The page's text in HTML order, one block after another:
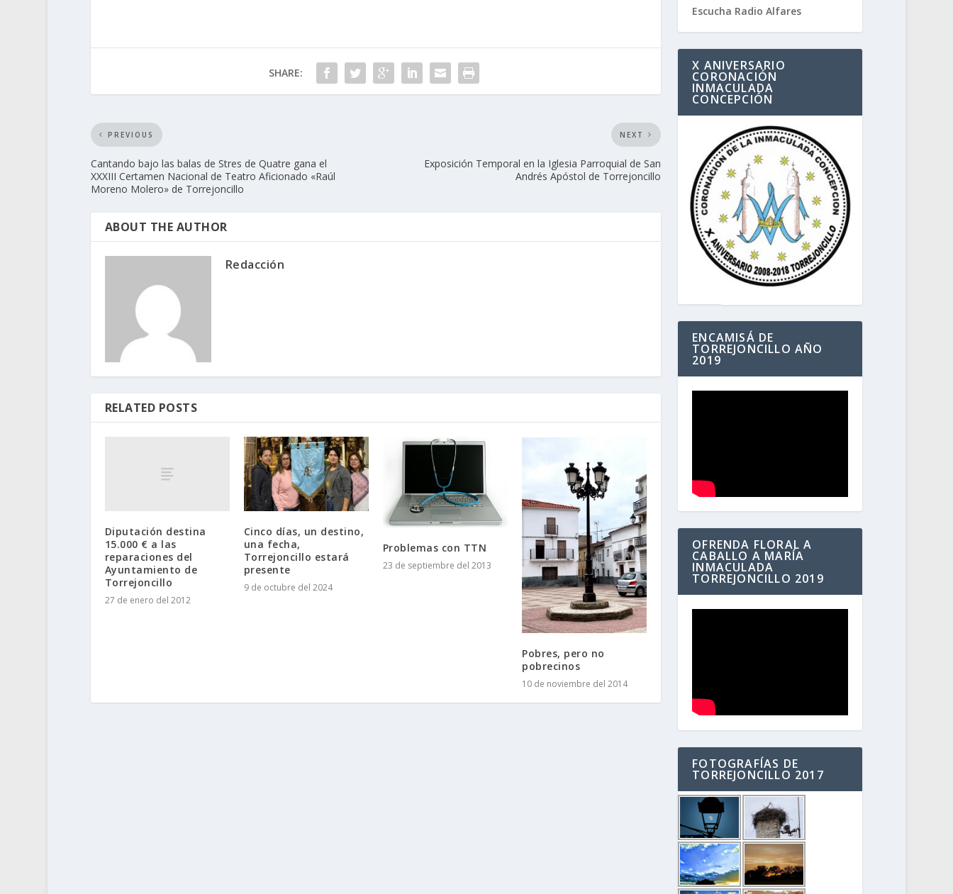
SHARE:
PREVIOUS
Cantando bajo las balas de Stres de Quatre gana el
XXXIII Certamen Nacional de Teatro Aficionado «Raúl
Moreno Molero» de Torrejoncillo
NEXT
Exposición Temporal en la Iglesia Parroquial de San
Andrés Apóstol de Torrejoncillo
ABOUT THE AUTHOR
Redacción
RELATED POSTS
Diputación destina
15.000 € a las
reparaciones del
Ayuntamiento de
Torrejoncillo
27 de enero del 2012
Cinco días, un destino,
una fecha,
Torrejoncillo estará
presente
9 de octubre del 2024
Problemas con TTN
23 de septiembre del 2013
Pobres, pero no
pobrecinos
10 de noviembre del 2014
Escucha Radio Alfares
X ANIVERSARIO
CORONACIÓN
INMACULADA
CONCEPCIÓN
ENCAMISÁ DE
TORREJONCILLO AÑO
2019
OFRENDA FLORAL A
CABALLO A MARÍA
INMACULADA
TORREJONCILLO 2019
FOTOGRAFÍAS DE
TORREJONCILLO 2017